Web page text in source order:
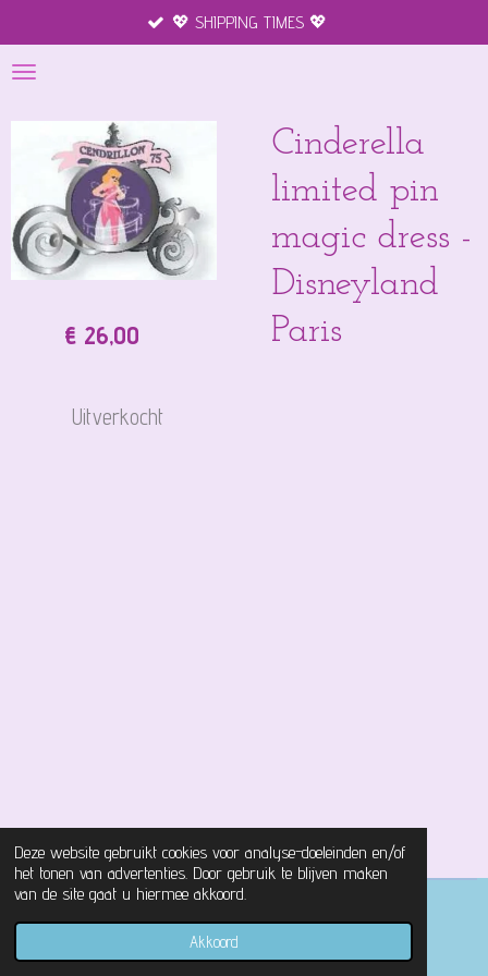
Deze website gebruikt cookies voor analyse-doeleinden en/of
het tonen van advertenties. Door gebruik te blijven maken
van de site gaat u hiermee akkoord.
Akkoord
direct
naar
hoofdinhoud
💖 SHIPPING TIMES 💖
Cinderella
limited pin
magic dress -
Disneyland
Paris
€ 26,00
Uitverkocht